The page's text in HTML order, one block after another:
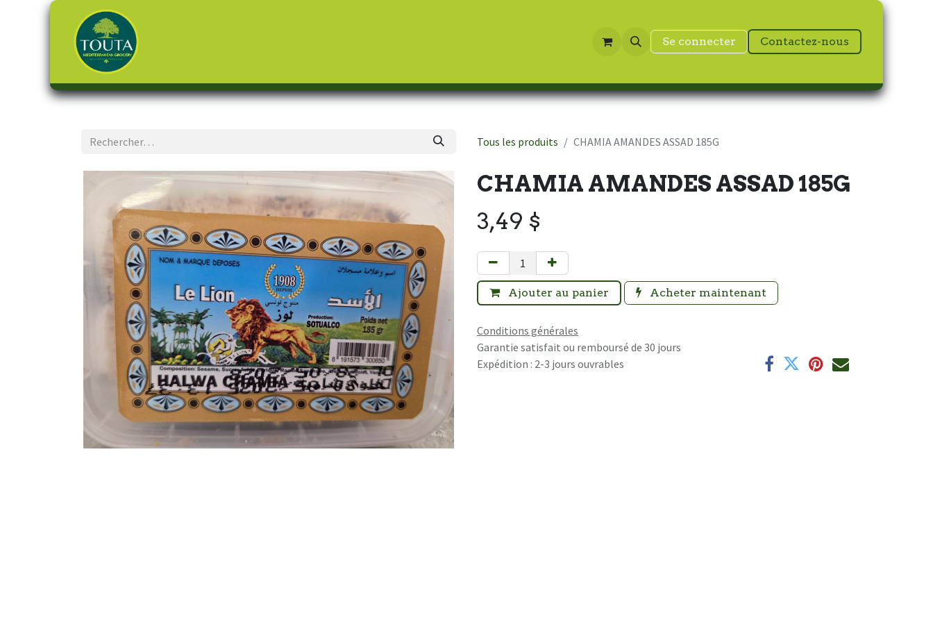
Se connecter Contactez-nous
Tous les produits CHAMIA AMANDES ASSAD 185G
CHAMIA AMANDES ASSAD 185G
3,49 $
Ajouter au panier Acheter maintenant
Conditions générales
Garantie satisfait ou remboursé de 30 jours
Expédition : 2-3 jours ouvrables